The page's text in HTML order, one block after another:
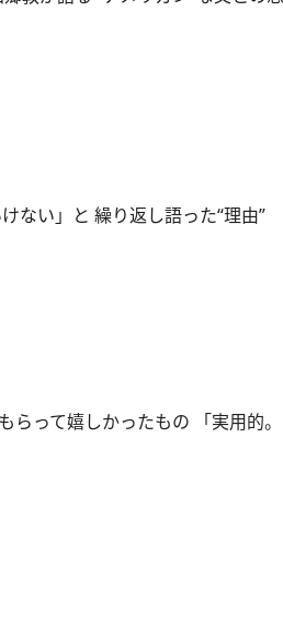
ない」と 繰り返し語った“理由”
らって嬉しかったもの 「実用的